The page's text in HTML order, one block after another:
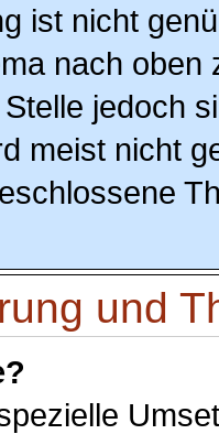
ist nicht
nach
jedoch
meist nicht
und